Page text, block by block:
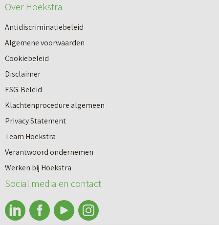
Nieuwbouw
Huren
Over Hoekstra
Antidiscriminatiebeleid
Algemene voorwaarden
Cookiebeleid
Disclaimer
ESG-Beleid
Klachtenprocedure algemeen
Privacy Statement
Team Hoekstra
Verantwoord ondernemen
Werken bij Hoekstra
Social media en contact